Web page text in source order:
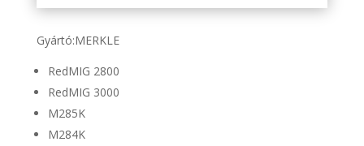
Gyártó:MERKLE
RedMIG 2800
RedMIG 3000
M285K
M284K